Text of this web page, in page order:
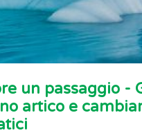
un passaggio -
artico e